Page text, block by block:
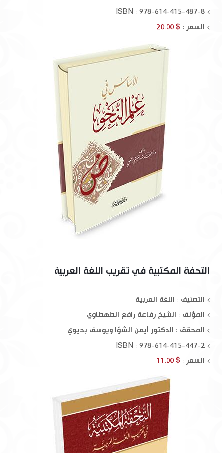
ISBN : 978-614-415-487-8
السعر : $ 20.00
التحفة المكتبية في تقريب اللغة العربية
التصنيف : اللغة العربية
المؤلف : الشيخ رفاعة رافع الطهطاوي
المحقق : الدكتور أيمن الشوّا ويوسف بديوي
ISBN : 978-614-415-447-2
السعر : $ 11.00